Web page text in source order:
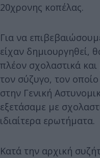
20χρονης κοπέλας.
Για να
είχαν δημιουργηθεί,
πλέον σχολαστικά και
τον σύζυγο, τον
στην Γενική
εξετάσαμε με
ιδιαίτερα ερωτήματα.
Κατά την αρχική